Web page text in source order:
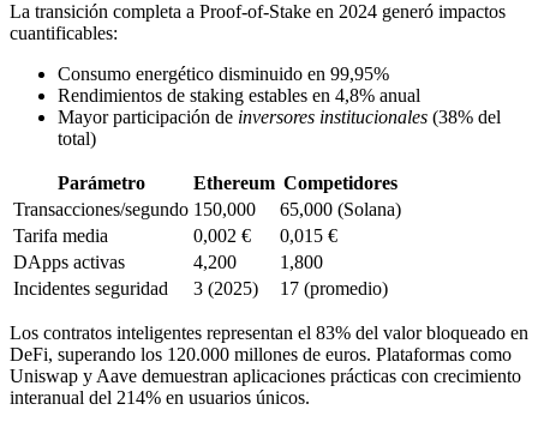
La transición completa a Proof-of-Stake en 2024 generó impactos
cuantificables:
Consumo energético disminuido en 99,95%
Rendimientos de staking estables en 4,8% anual
Mayor participación de inversores institucionales (38% del
total)
Parámetro Ethereum Competidores
Transacciones/segundo 150,000
65,000 (Solana)
Tarifa media
0,002 €
0,015 €
DApps activas
4,200
1,800
Incidentes seguridad
3 (2025) 17 (promedio)
Los contratos inteligentes representan el 83% del valor bloqueado en
DeFi, superando los 120.000 millones de euros. Plataformas como
Uniswap y Aave demuestran aplicaciones prácticas con crecimiento
interanual del 214% en usuarios únicos.